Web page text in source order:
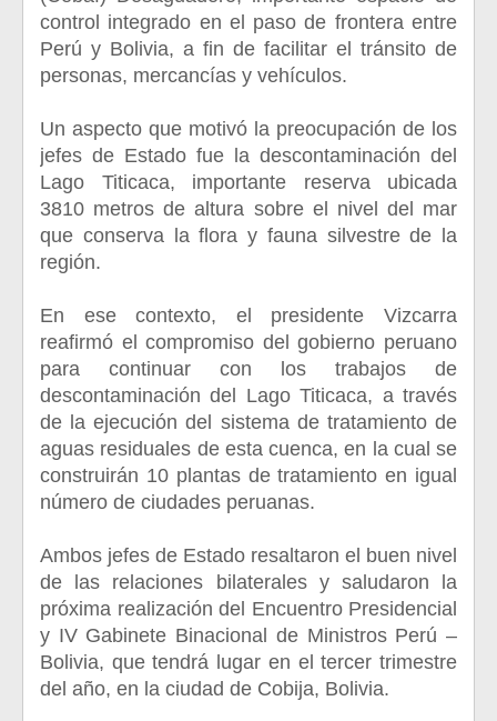
control integrado en el paso de frontera entre
Perú y Bolivia, a fin de facilitar el tránsito de
personas, mercancías y vehículos.
Un aspecto que motivó la preocupación de los
jefes de Estado fue la descontaminación del
Lago Titicaca, importante reserva ubicada
3810 metros de altura sobre el nivel del mar
que conserva la flora y fauna silvestre de la
región.
En ese contexto, el presidente Vizcarra
reafirmó el compromiso del gobierno peruano
para continuar con los trabajos de
descontaminación del Lago Titicaca, a través
de la ejecución del sistema de tratamiento de
aguas residuales de esta cuenca, en la cual se
construirán 10 plantas de tratamiento en igual
número de ciudades peruanas.
Ambos jefes de Estado resaltaron el buen nivel
de las relaciones bilaterales y saludaron la
próxima realización del Encuentro Presidencial
y IV Gabinete Binacional de Ministros Perú –
Bolivia, que tendrá lugar en el tercer trimestre
del año, en la ciudad de Cobija, Bolivia.